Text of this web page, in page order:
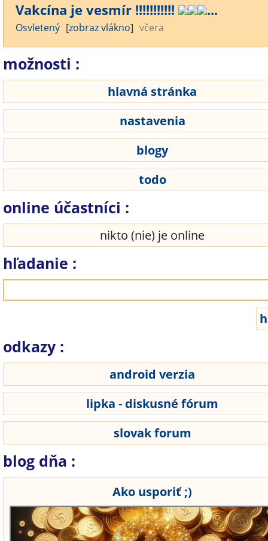
Vakcína je vesmír !!!!!!!!!!! ...
Osvletený [zobraz vlákno] včera
možnosti :
hlavná stránka
nastavenia
blogy
todo
online účastníci :
nikto (nie) je online
hľadanie :
odkazy :
android verzia
lipka - diskusné fórum
slovak forum
blog dňa :
Ako usporiť ;)